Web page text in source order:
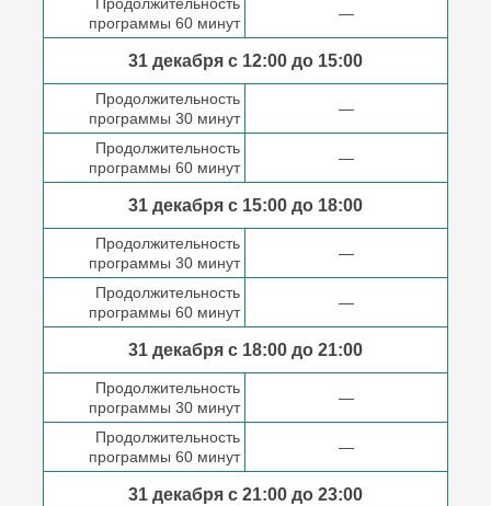
Продолжительность
программы 60 минут
—
31 декабря с 12:00 до 15:00
Продолжительность
программы 30 минут
—
Продолжительность
программы 60 минут
—
31 декабря с 15:00 до 18:00
Продолжительность
программы 30 минут
—
Продолжительность
программы 60 минут
—
31 декабря с 18:00 до 21:00
Продолжительность
программы 30 минут
—
Продолжительность
программы 60 минут
—
31 декабря с 21:00 до 23:00